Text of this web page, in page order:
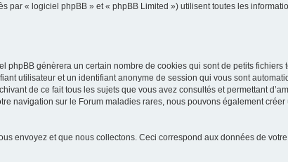
par « logiciel phpBB » et « phpBB Limited ») utilisent toutes les
phpBB génèrera un certain nombre de cookies qui sont de petits
utilisateur et un identifiant anonyme de session qui vous sont
de ce fait tous les sujets que vous avez consultés et permettant
navigation sur le Forum maladies rares, nous pouvons également
envoyez et que nous collectons. Ceci correspond aux données de